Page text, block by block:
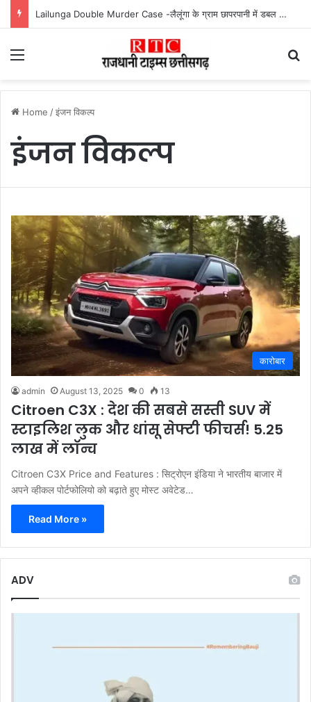
Lailunga Double Murder Case -लैलूंगा के ग्राम छापरपानी में डबल मर्डर और दुष्कर्म कांड का खुलासा, 65 वर्षीय आरोपी गिरफ्तार
Menu
Home /इंजन विकल्प
इंजन विकल्प
कारोबार
admin August 13, 2025 0 13
Citroen C3X : देश की सबसे सस्ती SUV में
स्टाइलिश लुक और धांसू सेफ्टी फीचर्स! 5.25
लाख में लॉन्च
Citroen C3X Price and Features : सिट्रोएन इंडिया ने भारतीय बाजार में
अपने व्हीकल पोर्टफोलियो को बढ़ाते हुए मोस्ट अवेटेड…
Read More »
ADV